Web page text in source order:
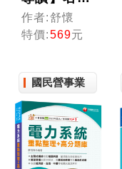
壓箱秘笈--
教育行政學
精析［五
考／各類特
考）
作者:舒懷
特價:569元
國民營事業